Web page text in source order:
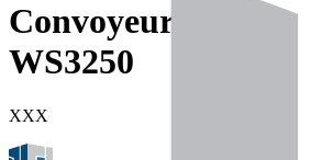
Convoyeurs
WS3250
XXX